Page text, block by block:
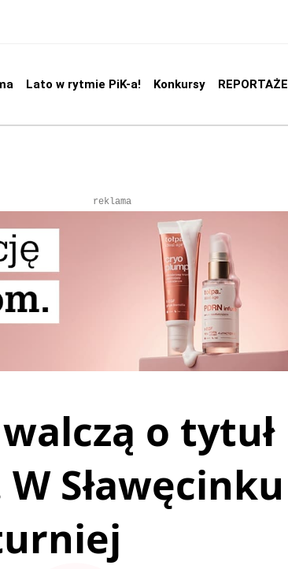
Lato w rytmie PiK-a! Konkursy REPORTAŻE
reklama
o tytuł
Sławęcinku